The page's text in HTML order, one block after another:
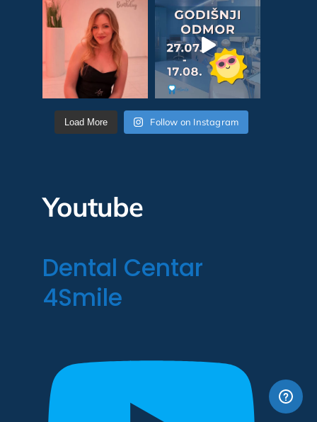
Load More Follow on Instagram
Youtube
Dental Centar
4Smile